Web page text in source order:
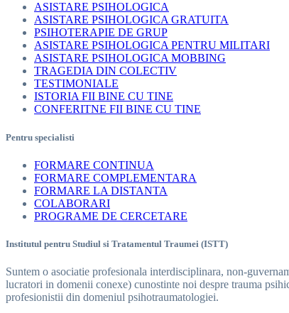
ASISTARE PSIHOLOGICA
ASISTARE PSIHOLOGICA GRATUITA
PSIHOTERAPIE DE GRUP
ASISTARE PSIHOLOGICA PENTRU MILITARI
ASISTARE PSIHOLOGICA MOBBING
TRAGEDIA DIN COLECTIV
TESTIMONIALE
ISTORIA FII BINE CU TINE
CONFERITNE FII BINE CU TINE
Pentru specialisti
FORMARE CONTINUA
FORMARE COMPLEMENTARA
FORMARE LA DISTANTA
COLABORARI
PROGRAME DE CERCETARE
Institutul pentru Studiul si Tratamentul Traumei (ISTT)
Suntem o asociatie profesionala interdisciplinara, non-
lucratori in domenii conexe) cunostinte noi despre trauma
profesionistii din domeniul psihotraumatologiei.